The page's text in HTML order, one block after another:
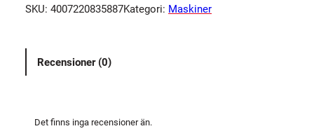
x
å
SKU: 4007220835887Kategori: Maskiner
Recensioner (0)
Det finns inga recensioner än.